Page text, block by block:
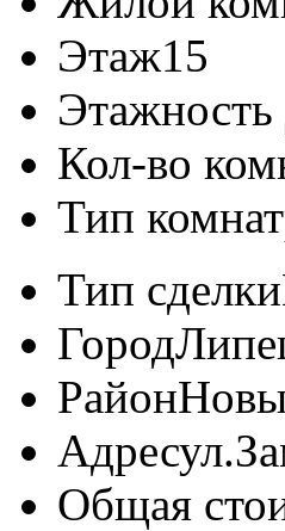
Этаж15
Кол-во
Тип комнат
Тип сделки
Город
Район
Адрес
Общая